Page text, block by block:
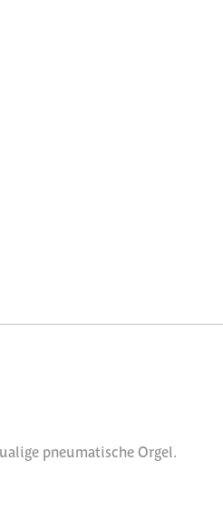
pneumatische Orgel.